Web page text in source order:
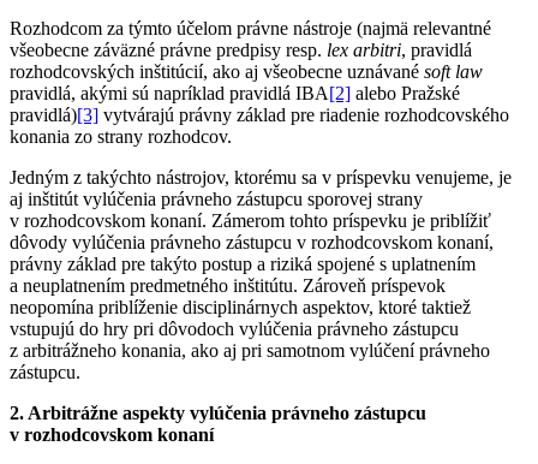
Rozhodcom za týmto účelom právne nástroje (najmä relevantné
všeobecne záväzné právne predpisy resp. lex arbitri, pravidlá
rozhodcovských inštitúcií, ako aj všeobecne uznávané soft law
pravidlá, akými sú napríklad pravidlá IBA[2] alebo Pražské
pravidlá)[3] vytvárajú právny základ pre riadenie rozhodcovského
konania zo strany rozhodcov.
Jedným z takýchto nástrojov, ktorému sa v príspevku venujeme, je
aj inštitút vylúčenia právneho zástupcu sporovej strany
v rozhodcovskom konaní. Zámerom tohto príspevku je priblížiť
dôvody vylúčenia právneho zástupcu v rozhodcovskom konaní,
právny základ pre takýto postup a riziká spojené s uplatnením
a neuplatnením predmetného inštitútu. Zároveň príspevok
neopomína priblíženie disciplinárnych aspektov, ktoré taktiež
vstupujú do hry pri dôvodoch vylúčenia právneho zástupcu
z arbitrážneho konania, ako aj pri samotnom vylúčení právneho
zástupcu.
2. Arbitrážne aspekty vylúčenia právneho zástupcu
v rozhodcovskom konaní